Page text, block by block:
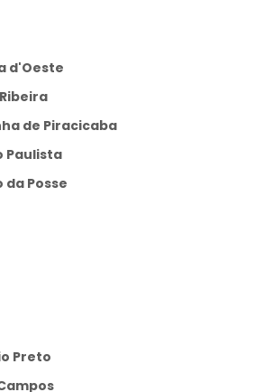
d'Oeste
de Piracicaba
Paulista
da Posse
Preto